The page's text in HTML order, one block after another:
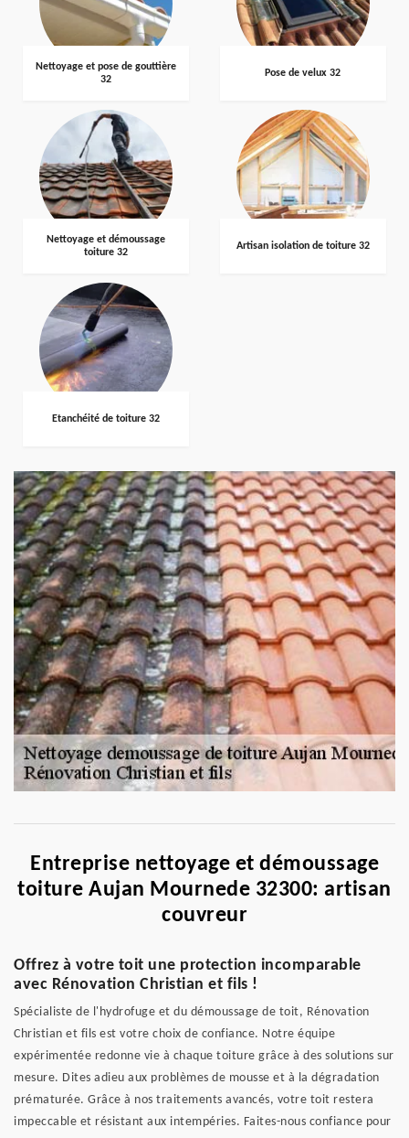
Nettoyage et pose de gouttière
32
Pose de velux 32
Nettoyage et démoussage
toiture 32
Artisan isolation de toiture 32
Etanchéité de toiture 32
Entreprise nettoyage et démoussage
toiture Aujan Mournede 32300: artisan
couvreur
Offrez à votre toit une protection incomparable
avec Rénovation Christian et fils !
Spécialiste de l'hydrofuge et du démoussage de toit, Rénovation
Christian et fils est votre choix de confiance. Notre équipe
expérimentée redonne vie à chaque toiture grâce à des solutions sur
mesure. Dites adieu aux problèmes de mousse et à la dégradation
prématurée. Grâce à nos traitements avancés, votre toit restera
impeccable et résistant aux intempéries. Faites-nous confiance pour